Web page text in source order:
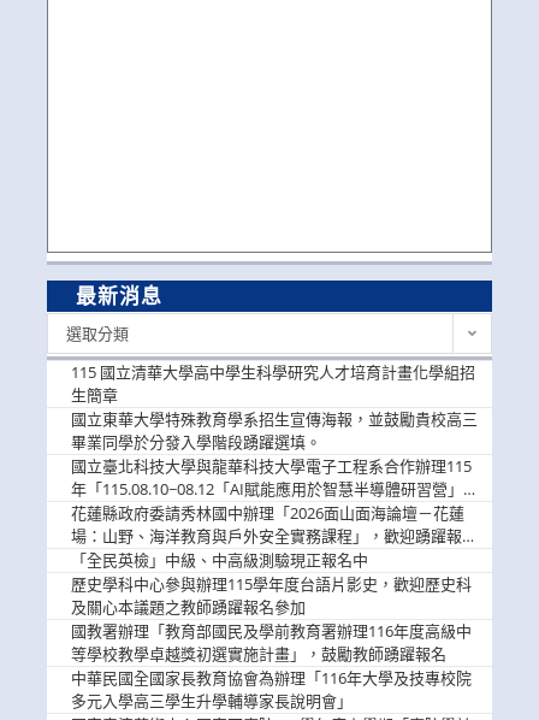
最新消息
選取分類
115 國立清華大學高中學生科學研究人才培育計畫化學組招
生簡章
國立東華大學特殊教育學系招生宣傳海報，並鼓勵貴校高三
畢業同學於分發入學階段踴躍選填。
國立臺北科技大學與龍華科技大學電子工程系合作辦理115
年「115.08.10~08.12「AI賦能應用於智慧半導體研習營」，
歡迎學生踴躍報名參加
花蓮縣政府委請秀林國中辦理「2026面山面海論壇－花蓮
場：山野、海洋教育與戶外安全實務課程」，歡迎踴躍報名
參加
「全民英檢」中級、中高級測驗現正報名中
歷史學科中心參與辦理115學年度台語片影史，歡迎歷史科
及關心本議題之教師踴躍報名參加
國教署辦理「教育部國民及學前教育署辦理116年度高級中
等學校教學卓越獎初選實施計畫」，鼓勵教師踴躍報名
中華民國全國家長教育協會為辦理「116年大學及技專校院
多元入學高三學生升學輔導家長說明會」